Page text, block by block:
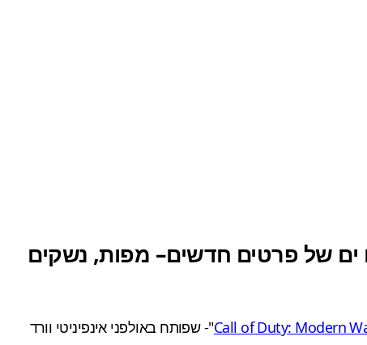
– מפות, נשקים
Call of Duty: Modern"- שפותח באולפני אינפיניטי וורד